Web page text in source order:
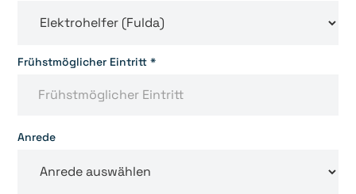
Frühstmöglicher Eintritt *
Anrede